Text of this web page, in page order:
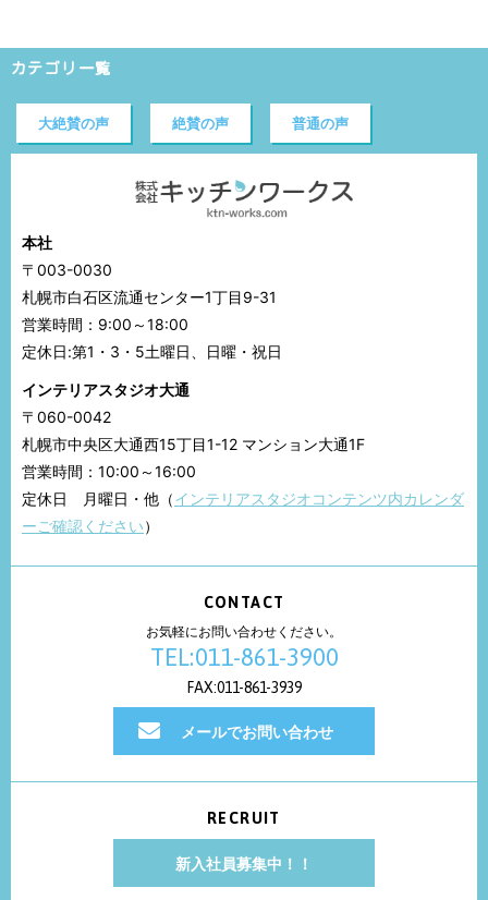
カテゴリ一覧
大絶賛の声 絶賛の声 普通の声
本社
〒003-0030
札幌市白石区流通センター1丁目9-31
営業時間：9:00～18:00
定休日:第1・3・5土曜日、日曜・祝日
インテリアスタジオ大通
〒060-0042
札幌市中央区大通西15丁目1-12 マンション大通1F
営業時間：10:00～16:00
定休日 月曜日・他（インテリアスタジオコンテンツ内カレンダ
ーご確認ください）
CONTACT
お気軽にお問い合わせください。
TEL:011-861-3900
FAX:011-861-3939
メールでお問い合わせ
RECRUIT
新入社員募集中！！